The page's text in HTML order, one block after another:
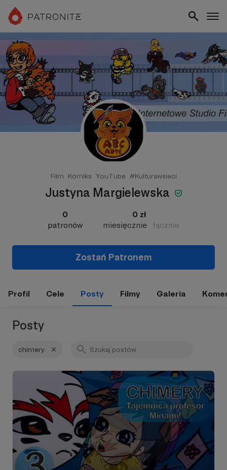
Film Komiks YouTube #Kulturawsieci
Justyna Margielewska
0
patronów
0 zł
miesięcznie
łącznie
Zostań Patronem
Profil Cele Posty Filmy Galeria
Posty
chimery